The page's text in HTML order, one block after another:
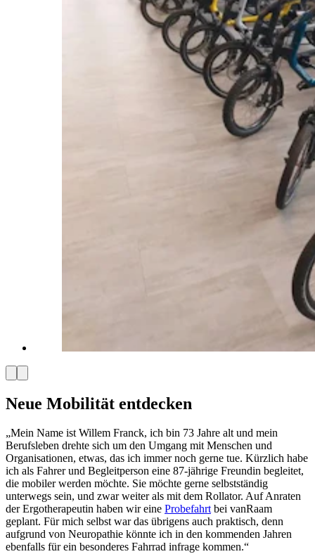
Neue Mobilität entdecken
„Mein Name ist Willem Franck, ich bin 73 Jahre alt und mein
Berufsleben drehte sich um den Umgang mit Menschen und
Organisationen, etwas, das ich immer noch gerne tue. Kürzlich habe
ich als Fahrer und Begleitperson eine 87-jährige Freundin begleitet,
die mobiler werden möchte. Sie möchte gerne selbstständig
unterwegs sein, und zwar weiter als mit dem Rollator. Auf Anraten
der Ergotherapeutin haben wir eine Probefahrtbei vanRaam
geplant. Für mich selbst war das übrigens auch praktisch, denn
aufgrund von Neuropathie könnte ich in den kommenden Jahren
ebenfalls für ein besonderes Fahrrad infrage kommen.“